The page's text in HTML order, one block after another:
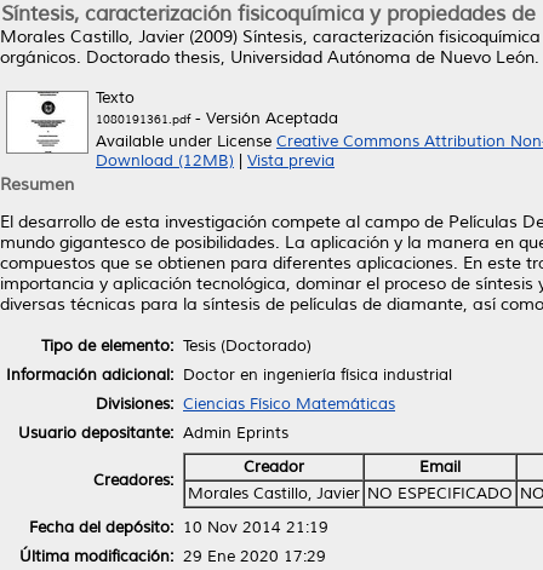
Síntesis, caracterización fisicoquímica y propiedades
Morales Castillo, Javier (2009) Síntesis, caracterización
orgánicos. Doctorado thesis, Universidad Autónoma de Nuevo León.
Texto
1080191361.pdf- Versión Aceptada
Available under License Creative Commons Attribution
Download (12MB)
Vista previa
Resumen
El desarrollo de esta investigación compete al campo de Películas
mundo gigantesco de posibilidades. La aplicación y la manera en
compuestos que se obtienen para diferentes aplicaciones. En este
importancia y aplicación tecnológica, dominar el proceso de
diversas técnicas para la síntesis de películas de diamante, así
Tipo de elemento: Tesis (Doctorado)
Información adicional: Doctor en ingeniería física industrial
Divisiones: Ciencias Físico Matemáticas
Usuario depositante: Admin Eprints
Creadores:
Creador
Email
Morales Castillo, Javier NO ESPECIFICADO
Fecha del depósito: 10 Nov 2014 21:19
Última modificación: 29 Ene 2020 17:29